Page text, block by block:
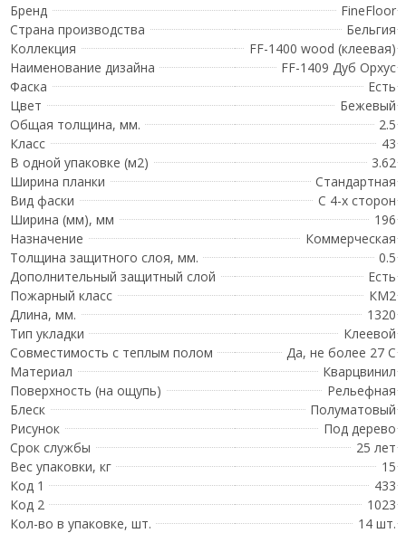
Бренд
FineFloor
Страна производства
Бельгия
Коллекция
FF-1400 wood (клеевая)
Наименование дизайна
FF-1409 Дуб Орхус
Фаска
Есть
Цвет
Бежевый
Общая толщина, мм.
2.5
Класс
43
В одной упаковке (м2)
3.62
Ширина планки
Стандартная
Вид фаски
С 4-х сторон
Ширина (мм), мм
196
Назначение
Коммерческая
Толщина защитного слоя, мм.
0.5
Дополнительный защитный слой
Есть
Пожарный класс
КМ2
Длина, мм.
1320
Тип укладки
Клеевой
Совместимость с теплым полом
Да, не более 27 С
Материал
Кварцвинил
Поверхность (на ощупь)
Рельефная
Блеск
Полуматовый
Рисунок
Под дерево
Срок службы
25 лет
Вес упаковки, кг
15
Код 1
433
Код 2
1023
Кол-во в упаковке, шт.
14 шт.